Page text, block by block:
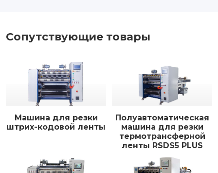
Сопутствующие товары
Машина для резки
штрих-кодовой ленты
Полуавтоматическая
машина для резки
термотрансферной
ленты RSDS5 PLUS